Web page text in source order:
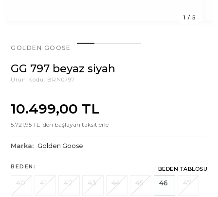
1 / 5
GOLDEN GOOSE
GG 797 beyaz siyah
Ürün Kodu: BRN0797
10.499,00 TL
5.721,95 TL 'den başlayan taksitlerle
Marka: Golden Goose
BEDEN: BEDEN TABLOSU
40 41 42 43 44 45 46 47